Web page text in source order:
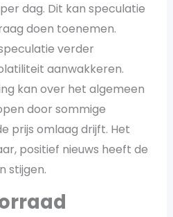
dag. Dit kan speculatie
doen toenemen.
verder
aanwakkeren.
kan over het algemeen
door sommige
prijs omlaag drijft. Het
positief nieuws heeft de
stijgen.